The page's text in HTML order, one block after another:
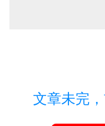
文章未完